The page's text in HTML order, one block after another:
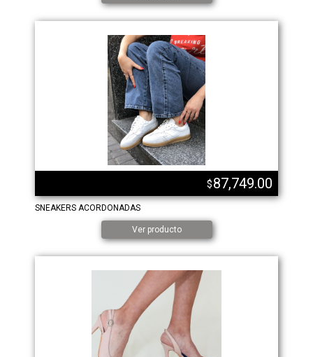
$87,749.00
SNEAKERS ACORDONADAS
Ver producto